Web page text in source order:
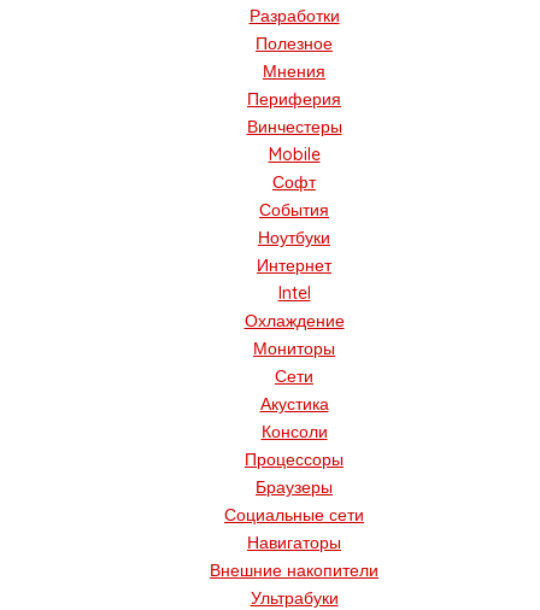
Разработки
Полезное
Мнения
Периферия
Винчестеры
Mobile
Софт
События
Ноутбуки
Интернет
Intel
Охлаждение
Мониторы
Сети
Акустика
Консоли
Процессоры
Браузеры
Социальные сети
Навигаторы
Внешние накопители
Ультрабуки